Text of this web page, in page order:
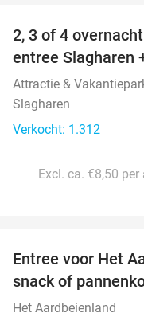
2, 3 of 4
entree Slagharen
Attractie &
Slagharen
Verkocht: 1.312
Excl. ca. €8,50
Entree voor Het
snack of
Het Aardbeienland